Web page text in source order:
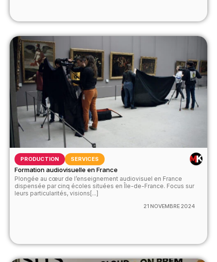
PRODUCTION SERVICES
Formation audiovisuelle en France
Plongée au cœur de l’enseignement audiovisuel en France
dispensée par cinq écoles situées en Île-de-France. Focus sur
leurs particularités, visions[...]
21 NOVEMBRE 2024